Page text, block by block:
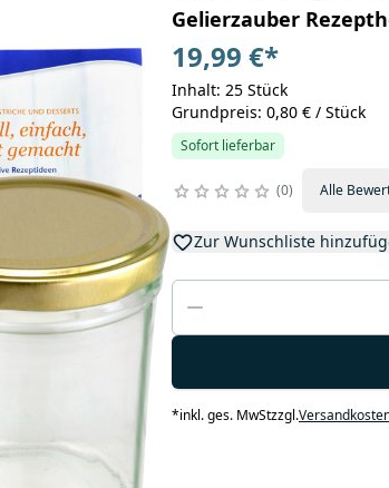
Gelierzauber
19,99 €*
Inhalt: 25 Stück
Grundpreis: 0,80 € / Stück
Sofort lieferbar
0 Alle
Zur Wunschliste
*inkl. ges. MwStzzgl.